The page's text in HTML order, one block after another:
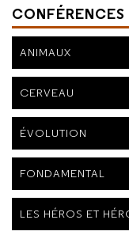
CONFÉRENCES
ANIMAUX
CERVEAU
ÉVOLUTION
FONDAMENTAL
LES HÉROS ET